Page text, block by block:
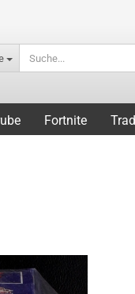
Fortnite